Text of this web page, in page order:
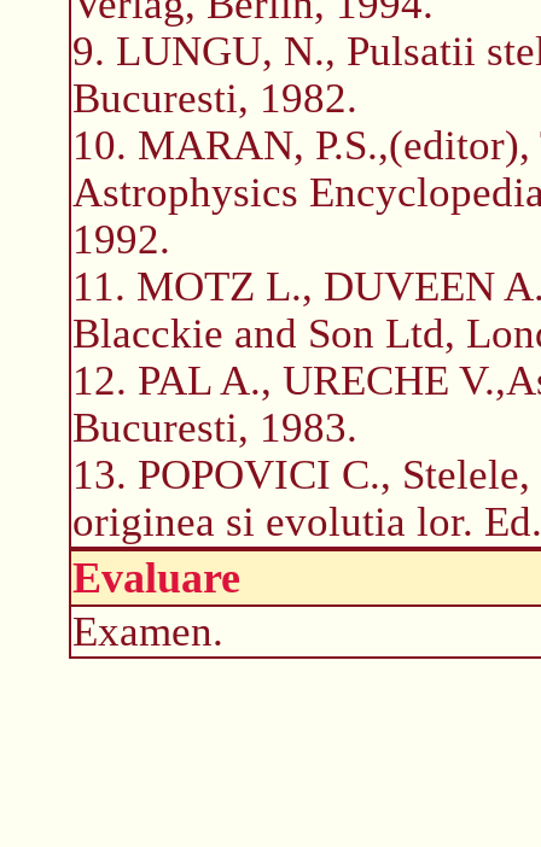
9. LUNGU, N., Pulsatii
Bucuresti, 1982.
10. MARAN,
Astrophysics
1992.
11. MOTZ L., DUVEEN
Blacckie and Son Ltd,
12. PAL A., URECHE
Bucuresti, 1983.
13. POPOVICI C.,
originea si evolutia lor.
Evaluare
Examen.